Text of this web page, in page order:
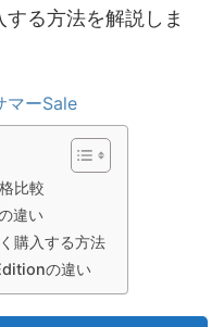
る方法を解説しま
マーSale
比較
違い
購入する方法
の違い